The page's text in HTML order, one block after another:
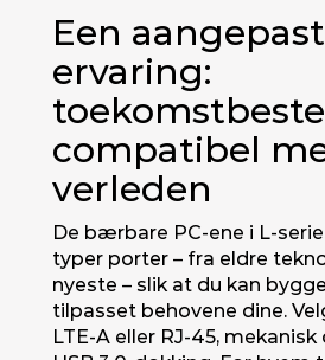
Een
ervaring:
compatibel
verleden
De bærbare PC-ene i L-
typer porter – fra eldre
nyeste – slik at du kan
tilpasset behovene dine.
LTE-A eller RJ-45,